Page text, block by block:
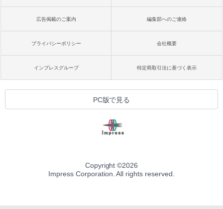
広告掲載のご案内 編集部へのご連絡
プライバシーポリシー 会社概要
インプレスグループ 特定商取引法に基づく表示
PC版で見る
Copyright ©2026
Impress Corporation. All rights reserved.